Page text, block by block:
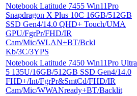
Notebook Latitude 7455 Win11Pro
Snapdragon X Plus 10C 16GB/512GB
SSD Gen4/14.0 QHD+ Touch/UMA
GPU/FgrPr/FHD/IR
Cam/Mic/WLAN+BT/Bckl
Kb/3C/3YPS
Notebook Latitude 7450 Win11Pro Ultra
5 135U/16GB/512GB SSD Gen4/14.0
FHD+/Int/FgrPr&SmtCd/FHD/IR
Cam/Mic/WWANready+BT/Backlit